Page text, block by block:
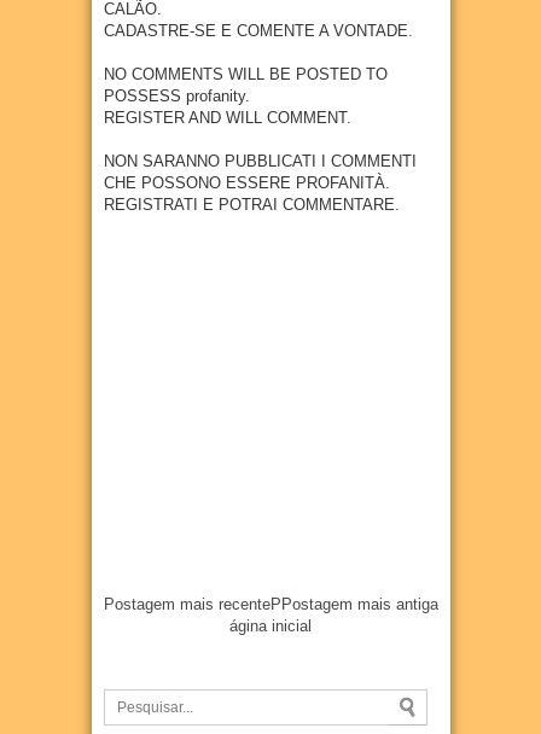
04 Aug 2026
óstico
ce do
câncer
27 Jul 2026
ria em
a
erá
esa
metal
úrgica
previs
ão de
300
CALÃO.
CADASTRE-SE E COMENTE A VONTADE.
NO COMMENTS WILL BE POSTED TO
POSSESS profanity.
REGISTER AND WILL COMMENT.
NON SARANNO PUBBLICATI I COMMENTI
CHE POSSONO ESSERE PROFANITÀ.
REGISTRATI E POTRAI COMMENTARE.
Postagem mais recente Postagem mais antiga
P
ágina inicial